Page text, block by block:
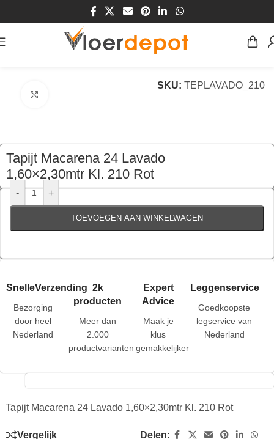
/Vloeren/Tapijt
SKU: TEPLAVADO_210
Tapijt Macarena 24 Lavado
1,60×2,30mtr Kl. 210 Rot
€95,00 per stuk
- +
TOEVOEGEN AAN WINKELWAGEN
SnelleVerzending
Bezorging
door heel
Nederland
2k
producten
Meer dan
2.000
productvarianten
Expert
Advice
Maak je
klus
gemakkelijker
Leggenservice
Goedkoopste
legservice van
Nederland
Tapijt Macarena 24 Lavado 1,60×2,30mtr Kl. 210 Rot
Vergelijk Delen: